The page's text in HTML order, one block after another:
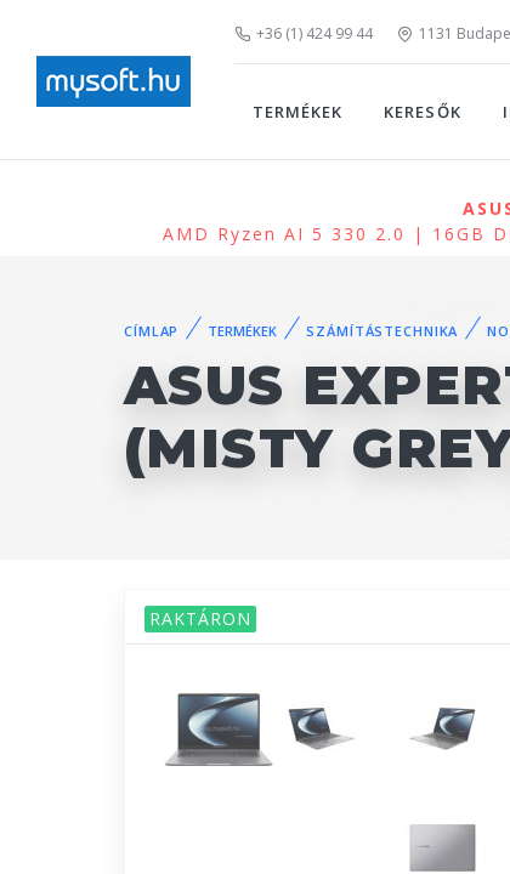
+36 (1) 424 99 44 1131
TERMÉKEK KERESŐK
AMD Ryzen AI 5 330 2.0 | 16GB
CÍMLAP TERMÉKEK SZÁMÍTÁSTECHNIKA
ASUS
(MISTY
RAKTÁRON